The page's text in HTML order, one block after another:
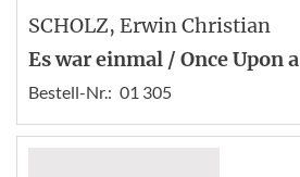
SCHOLZ, Erwin Christian
Es war einmal / Once Upon
Bestell-Nr.: 01 305